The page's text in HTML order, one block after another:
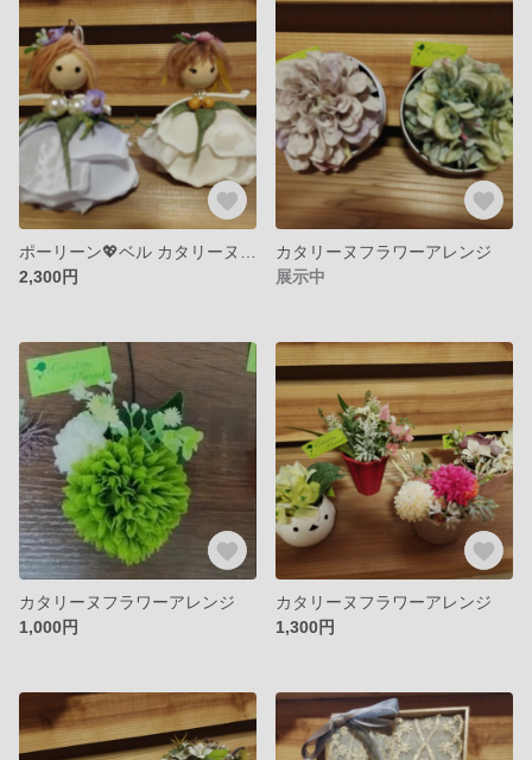
2,300円
カタリーヌフラワーアレンジ
展示中
カタリーヌフラワーアレンジ
1,000円
カタリーヌフラワーアレンジ
1,300円